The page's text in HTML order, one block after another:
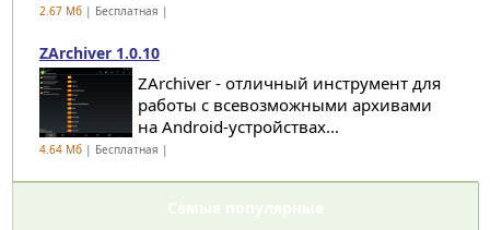
2.67 Мб| Бесплатная |
ZArchiver 1.0.10
ZArchiver - отличный инструмент для
работы с всевозможными архивами
на Android-устройствах...
4.64 Мб| Бесплатная |
Самые популярные